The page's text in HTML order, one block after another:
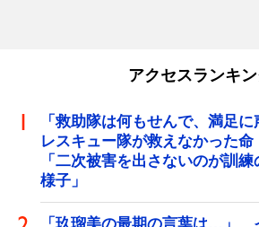
アクセスランキ
「救助隊は何もせんで、満足に
レスキュー隊が救えなかった
「二次被害を出さないのが訓
様子」
「玖瑠美の最期の言葉は…」